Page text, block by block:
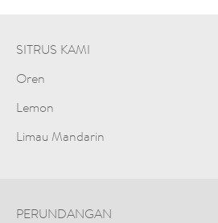
SITRUS KAMI
Oren
Lemon
Limau Mandarin
PERUNDANGAN